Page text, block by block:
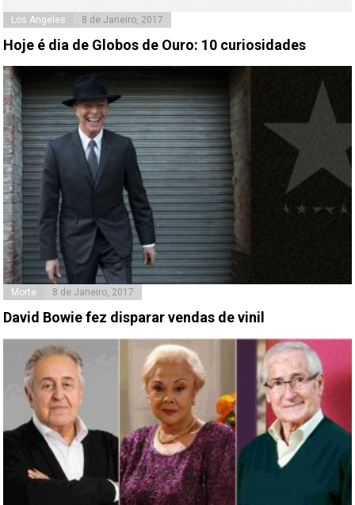
Los Angeles 8 de Janeiro, 2017
Hoje é dia de Globos de Ouro: 10 curiosidades
Morte 8 de Janeiro, 2017
David Bowie fez disparar vendas de vinil